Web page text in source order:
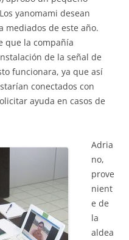
yanomami desean
mediados de este año.
que la compañía
de la señal de
funcionara, ya que así
conectados con
ayuda en casos de
Adria
no,
prove
nient
e de
la
aldea